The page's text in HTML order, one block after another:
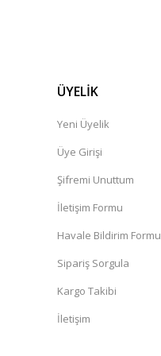
ÜYELİK
Yeni Üyelik
Üye Girişi
Şifremi Unuttum
İletişim Formu
Havale Bildirim Formu
Sipariş Sorgula
Kargo Takibi
İletişim